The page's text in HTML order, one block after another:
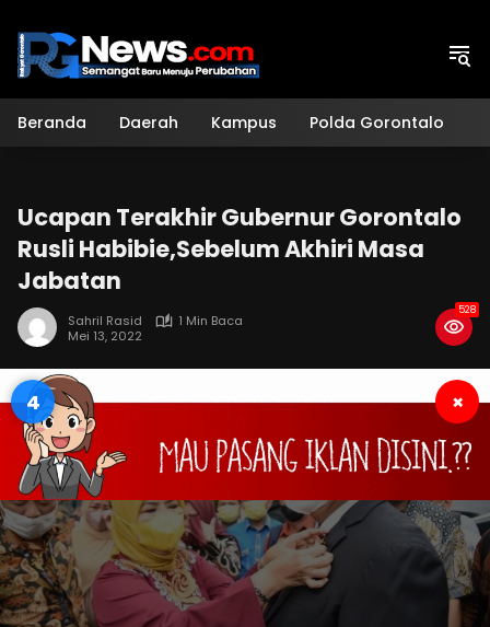
konten
Beranda Daerah Kampus Polda Gorontalo
Ucapan Terakhir Gubernur Gorontalo
Rusli Habibie,Sebelum Akhiri Masa
Jabatan
Sahril Rasid
1 Min Baca
Mei 13, 2022
528
4 ×